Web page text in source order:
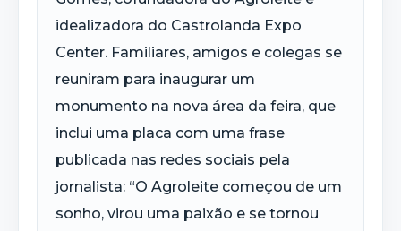
idealizadora do Castrolanda Expo
Center. Familiares, amigos e colegas se
reuniram para inaugurar um
monumento na nova área da feira, que
inclui uma placa com uma frase
publicada nas redes sociais pela
jornalista: “O Agroleite começou de um
sonho, virou uma paixão e se tornou